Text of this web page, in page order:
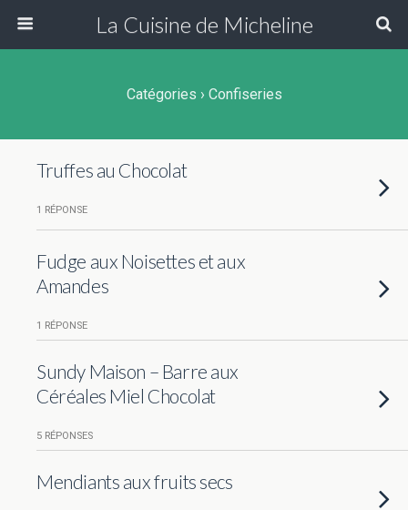
La Cuisine de Micheline
Catégories › Confiseries
Truffes au Chocolat
1 RÉPONSE
Fudge aux Noisettes et aux
Amandes
1 RÉPONSE
Sundy Maison – Barre aux
Céréales Miel Chocolat
5 RÉPONSES
Mendiants aux fruits secs